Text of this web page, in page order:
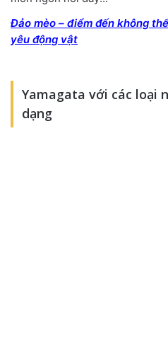
Đảo mèo – điểm đến không
yêu động vật
Yamagata với các loại
dạng